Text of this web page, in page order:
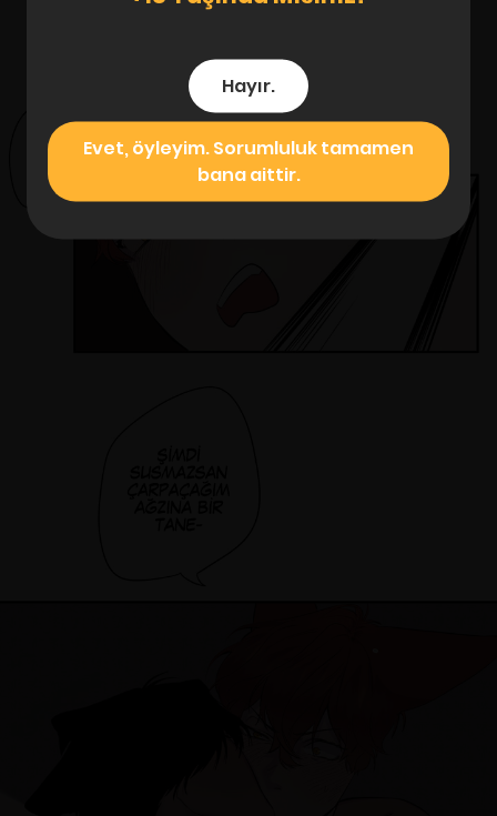
Hayır.
Evet, öyleyim. Sorumluluk tamamen
bana aittir.